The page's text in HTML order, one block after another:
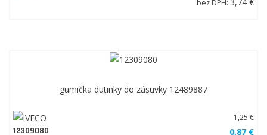
bez DPH:
gumička dutinky do zásuvky 12489887
12309080
1,25 €
0,87 €